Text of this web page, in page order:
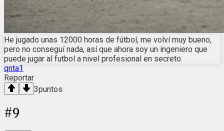
He jugado unas 12000 horas de fútbol, me volví muy bueno,
pero no conseguí nada, así que ahora soy un ingeniero que
puede jugar al futbol a nivel profesional en secreto.
qnta1
Reportar
3puntos
#9